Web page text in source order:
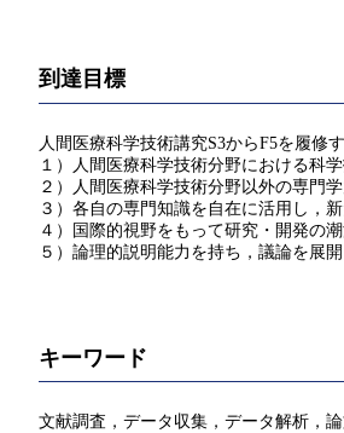
到達目標
人間医療科学技術講究S3からF5を履修
１）人間医療科学技術分野における科
２）人間医療科学技術分野以外の専門
３）各自の専門知識を自在に活用し，
４）国際的視野をもって研究・開発の
５）論理的説明能力を持ち，議論を展
キーワード
文献調査，データ収集，データ解析，